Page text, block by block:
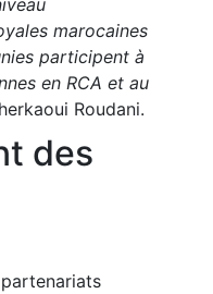
marocaines
participent à
en RCA et au
Roudani.
des